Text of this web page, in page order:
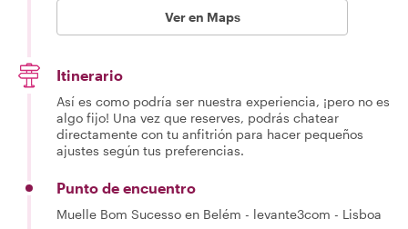
Ver en Maps
Así es como podría ser nuestra experiencia, ¡pero no es
algo fijo! Una vez que reserves, podrás chatear
directamente con tu anfitrión para hacer pequeños